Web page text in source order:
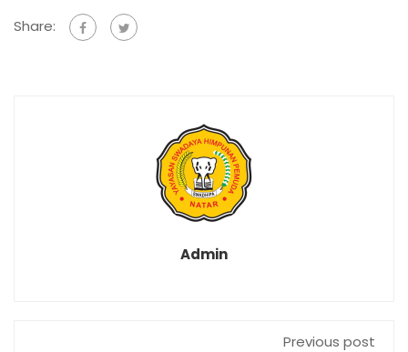
Share:
Admin
Previous post